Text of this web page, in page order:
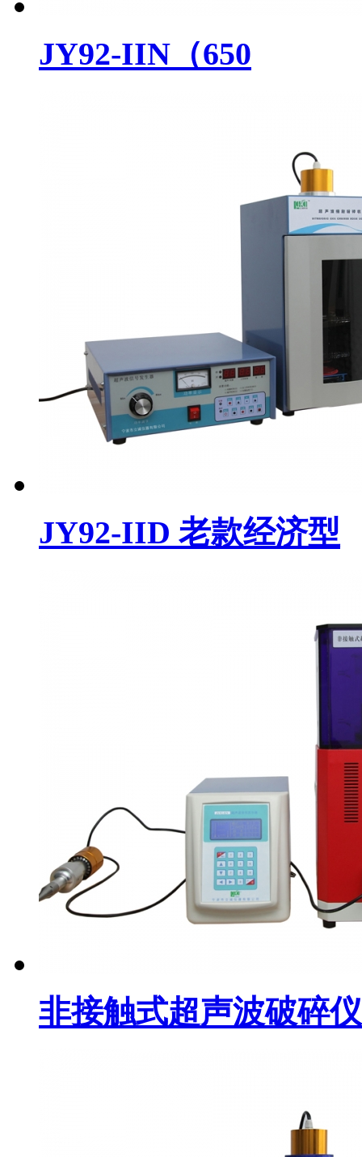
JY92-IIN（650
JY92-IID 老款经济型
非接触式超声波破碎仪